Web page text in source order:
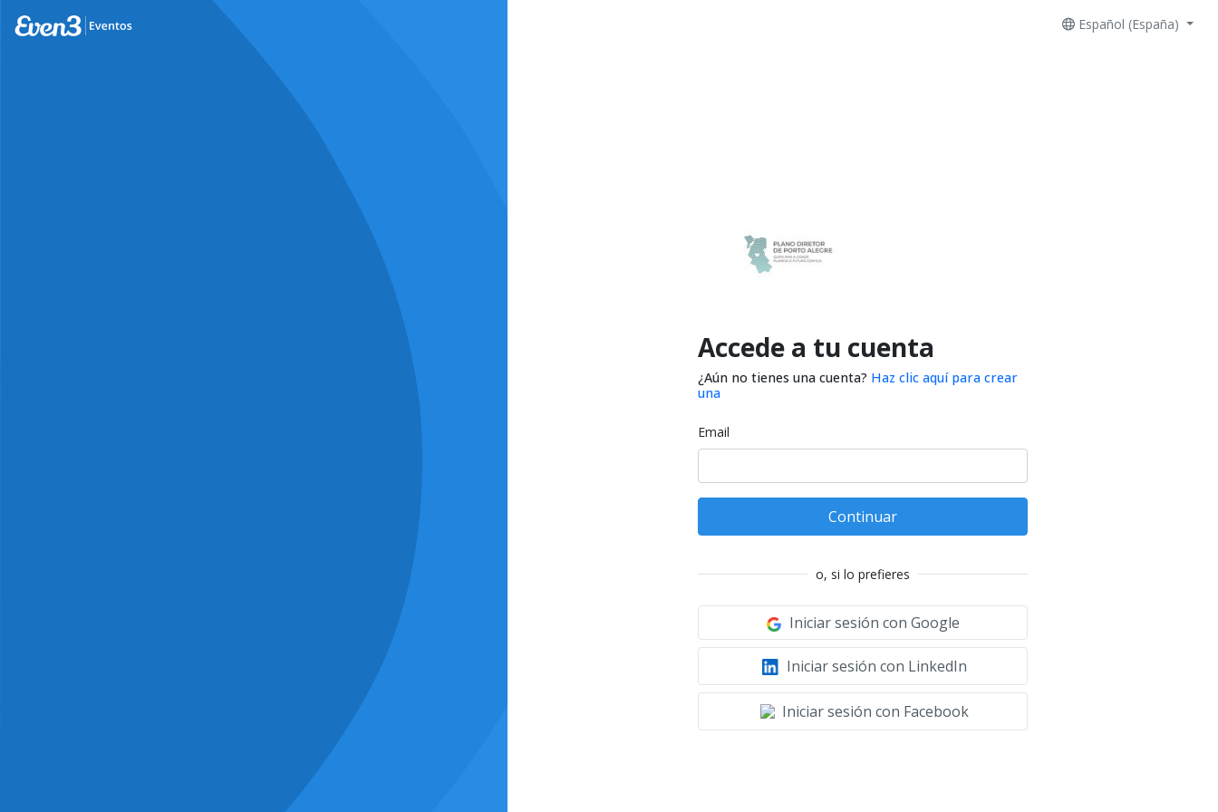
Español (España)
Accede a tu cuenta
¿Aún no tienes una cuenta? Haz clic aquí para crear
una
Email
Continuar
o, si lo prefieres
Iniciar sesión con Google
Iniciar sesión con LinkedIn
Iniciar sesión con Facebook